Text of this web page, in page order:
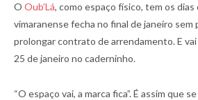
O Oub’Lá, como espaço físico, tem os
vimaranense fecha no final de janeiro sem
prolongar contrato de arrendamento. E vai
25 de janeiro no caderninho.
“O espaço vai, a marca fica”. É assim que